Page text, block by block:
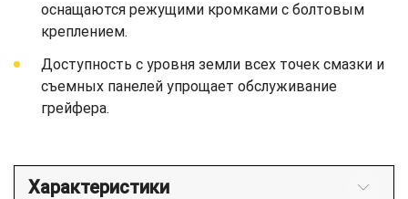
оснащаются режущими кромками с болтовым
креплением.
Доступность с уровня земли всех точек смазки и
съемных панелей упрощает обслуживание
грейфера.
Характеристики